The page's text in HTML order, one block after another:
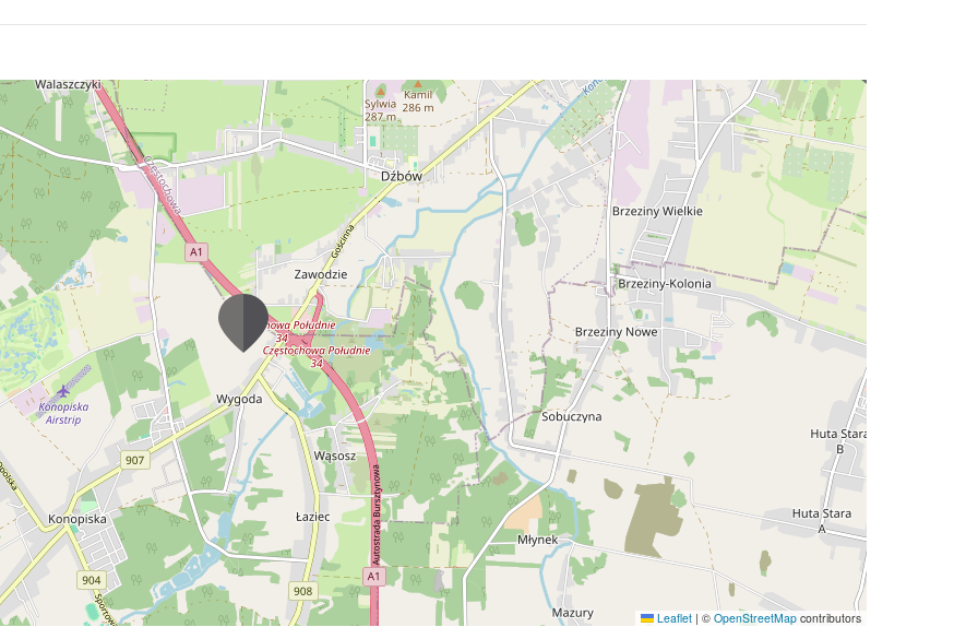
Leaflet | © OpenStreetMap contributors